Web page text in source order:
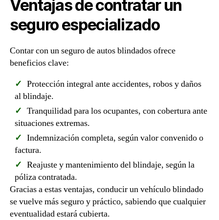
Ventajas de contratar un
seguro especializado
Contar con un seguro de autos blindados ofrece
beneficios clave:
Protección integral ante accidentes, robos y daños
al blindaje.
Tranquilidad para los ocupantes, con cobertura ante
situaciones extremas.
Indemnización completa, según valor convenido o
factura.
Reajuste y mantenimiento del blindaje, según la
póliza contratada.
Gracias a estas ventajas, conducir un vehículo blindado
se vuelve más seguro y práctico, sabiendo que cualquier
eventualidad estará cubierta.